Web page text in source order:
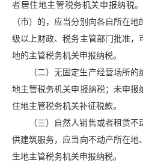
者居住地主管税务机关申报纳税
（市）的，应当分别向各自所在
级以上财政、税务主管部门批准，
地的主管税务机关申报纳税。
（二）无固定生产经营场所
地主管税务机关申报纳税；未申报
住地主管税务机关补征税款。
（三）自然人销售或者租赁
供建筑服务，应当向不动产所在地
生地主管税务机关申报纳税。